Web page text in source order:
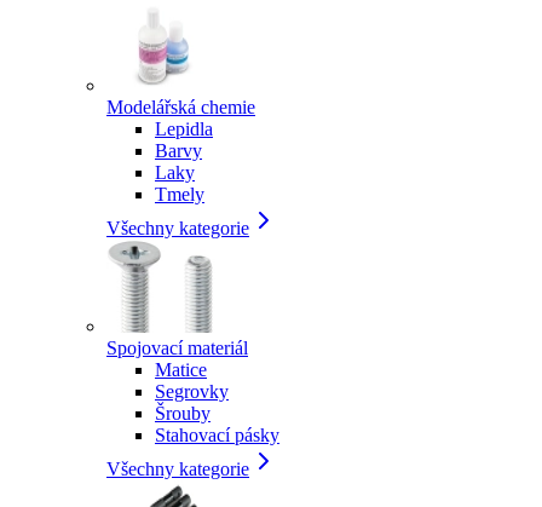
Modelářská chemie
Lepidla
Barvy
Laky
Tmely
Všechny kategorie
Spojovací materiál
Matice
Segrovky
Šrouby
Stahovací pásky
Všechny kategorie